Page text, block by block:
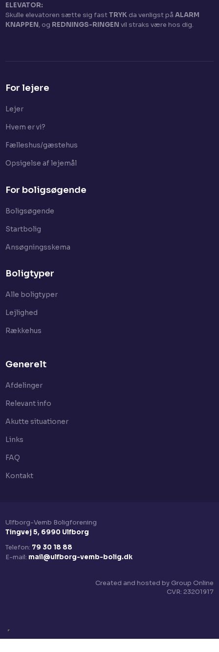
ELEVATOR:
Skulle elevatoren sætte sig fastTRYKda venligst på ALARM
KNAPPEN, og REDNINGS-RINGEN vil straks være hos dig.​
For lejere
Lejer​
Hvem er vi?
Fælleshus/gæstehus
Opsigelse af lejemål
For boligsøgende
Boligsøgende
Startbolig​
Ansøgningsskema
Boligtyper
Alle boligtyper
Lejlighed
Rækkehus
Generelt
Afdelinger
Relevant info
Akutte situationer
Links
FAQ
Kontakt
Ulfborg-Vemb Boligforening​
Tingvej 5, 6990 Ulfborg
Telefon: 79 30 18 88
E-mail: mail@ulfborg-vemb-bolig.dk
Created and hosted by Group Online
CVR:​ 23201917